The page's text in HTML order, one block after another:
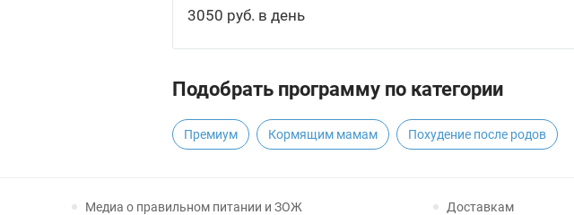
3050 руб. в день
Подобрать программу по категории
Премиум Кормящим мамам Похудение после родов
Медиа о правильном питании и ЗОЖ
Доставкам